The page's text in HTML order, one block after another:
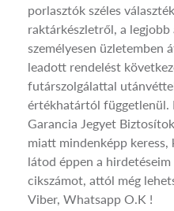
porlasztók széles
raktárkészletről, a
személyesen üzletemben
leadott rendelést
futárszolgálattal
értékhatártól függetlenül.
Garancia Jegyet
miatt mindenképp
látod éppen a
cikszámot, attól még
Viber, Whatsapp O.K !